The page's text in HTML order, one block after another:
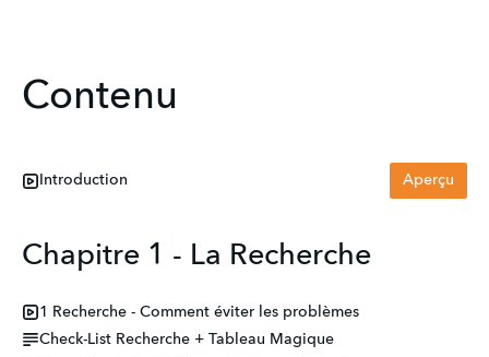
Contenu
Introduction Aperçu
Chapitre 1 - La Recherche
1 Recherche - Comment éviter les problèmes
Check-List Recherche + Tableau Magique